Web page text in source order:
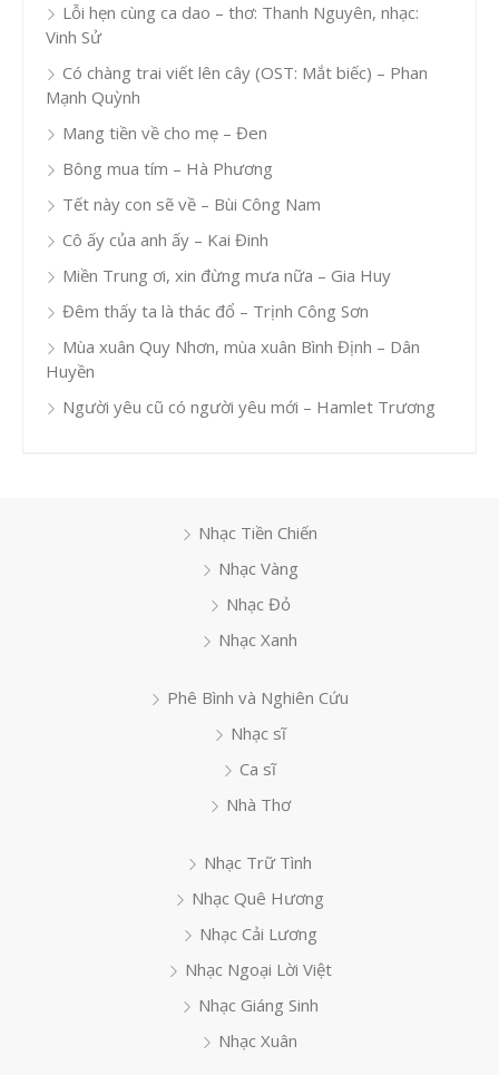
Lỗi hẹn cùng ca dao – thơ: Thanh Nguyên, nhạc:
Vinh Sử
Có chàng trai viết lên cây (OST: Mắt biếc) – Phan
Mạnh Quỳnh
Mang tiền về cho mẹ – Đen
Bông mua tím – Hà Phương
Tết này con sẽ về – Bùi Công Nam
Cô ấy của anh ấy – Kai Đinh
Miền Trung ơi, xin đừng mưa nữa – Gia Huy
Đêm thấy ta là thác đổ – Trịnh Công Sơn
Mùa xuân Quy Nhơn, mùa xuân Bình Định – Dân
Huyền
Người yêu cũ có người yêu mới – Hamlet Trương
Nhạc Tiền Chiến
Nhạc Vàng
Nhạc Đỏ
Nhạc Xanh
Phê Bình và Nghiên Cứu
Nhạc sĩ
Ca sĩ
Nhà Thơ
Nhạc Trữ Tình
Nhạc Quê Hương
Nhạc Cải Lương
Nhạc Ngoại Lời Việt
Nhạc Giáng Sinh
Nhạc Xuân